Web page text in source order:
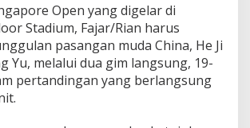
Open yang digelar di
Stadium, Fajar/Rian harus
pasangan muda China, He Ji
Yu, melalui dua gim langsung, 19-
pertandingan yang berlangsung